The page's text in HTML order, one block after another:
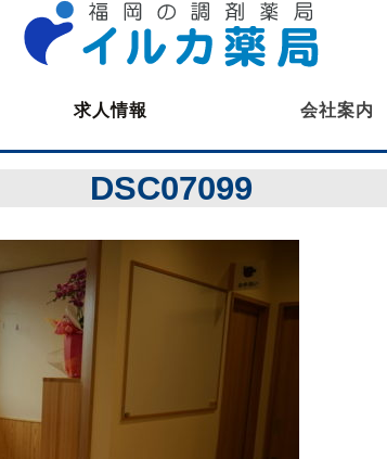
求人情報
医療事務募集
会社案内
DSC07099